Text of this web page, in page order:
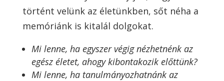
történt velünk az életünkben, sőt néha a
memóriánk is kitalál dolgokat.
Mi lenne, ha egyszer végig nézhetnénk az
egész életet, ahogy kibontakozik előttünk?
Mi lenne, ha tanulmányozhatnánk az